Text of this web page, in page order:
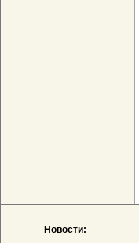
Новости: